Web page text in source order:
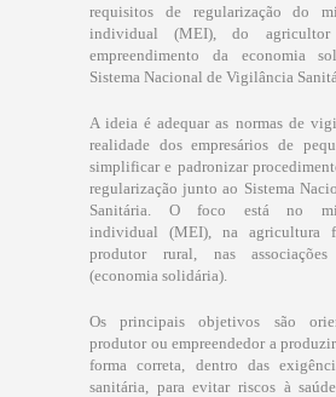
requisitos de regularização do
individual (MEI), do
empreendimento da economia
Sistema Nacional de Vigilância
A ideia é adequar as normas de
realidade dos empresários de
simplificar e padronizar
regularização junto ao Sistema
Sanitária. O foco está no
individual (MEI), na agricultura
produtor rural, nas
(economia solidária).
Os principais objetivos são
produtor ou empreendedor a
forma correta, dentro das
sanitária, para evitar riscos à